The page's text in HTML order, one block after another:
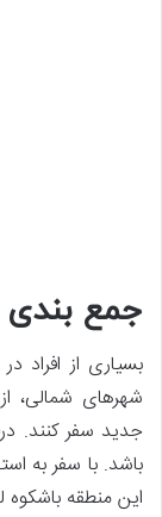
جمع بندی
بسیاری از افراد
شهرهای شمالی،
جدید سفر کنند.
باشد. با سفر به
این منطقه باشکوه